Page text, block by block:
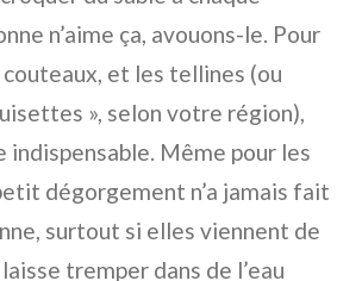
n’aime ça, avouons-le. Pour
couteaux, et les tellines (ou
», selon votre région),
indispensable. Même pour les
dégorgement n’a jamais fait
surtout si elles viennent de
tremper dans de l’eau